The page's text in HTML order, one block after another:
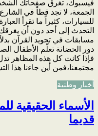
فيسبوك، تغرق صفحاتك
الجمعة، لا تجد قطاً في
للسيارات، كثيراً ما تقرأ
التحدث إلى أحد دون أن
مسابقات في تجويد القرآن
دور الحضانة تعلّم الأطفال
فإذا كانت كل هذه المظاهر
مجتمعنا،فمن أين جاءنا هذا
أخبار وطنية
الأسماء الحقيقية
قديما